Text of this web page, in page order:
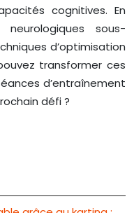
cognitives. En
sous-
d’optimisation
transformer ces
d’entraînement
défi ?